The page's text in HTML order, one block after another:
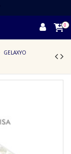
0
GELAXYO